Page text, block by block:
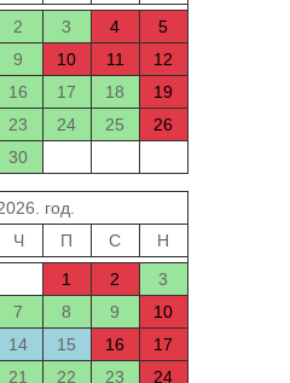
2 3 4
5
9 10 11
12
16 17 18
19
23 24 25
26
30
год.
Ч П С
Н
1
2
3
7 8 9
10
14 15 16
17
21 22 23
24